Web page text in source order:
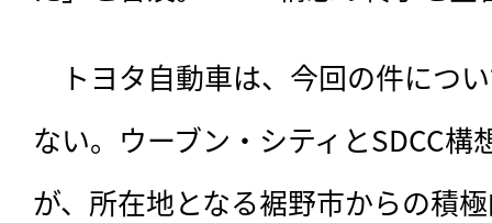
トヨタ自動車は、今回の件につ
ない。ウーブン・シティとSDCC
が、所在地となる裾野市からの積